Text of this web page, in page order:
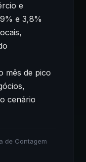
e
e 3,8%
mês de pico
cenário
de Contagem